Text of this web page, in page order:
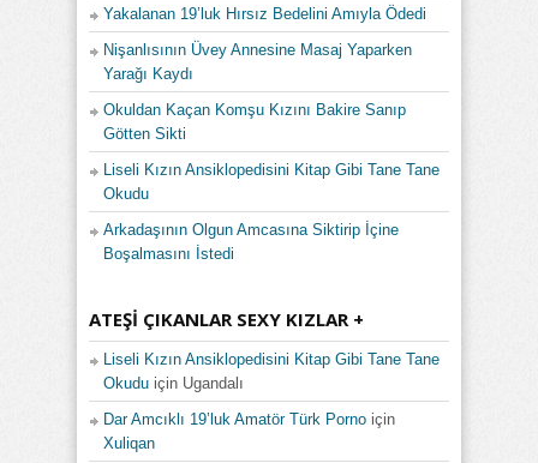
Yakalanan 19’luk Hırsız Bedelini Amıyla Ödedi
Nişanlısının Üvey Annesine Masaj Yaparken
Yarağı Kaydı
Okuldan Kaçan Komşu Kızını Bakire Sanıp
Götten Sikti
Liseli Kızın Ansiklopedisini Kitap Gibi Tane Tane
Okudu
Arkadaşının Olgun Amcasına Siktirip İçine
Boşalmasını İstedi
ATEŞI ÇIKANLAR SEXY KIZLAR +
Liseli Kızın Ansiklopedisini Kitap Gibi Tane Tane
Okudu için Ugandalı
Dar Amcıklı 19’luk Amatör Türk Porno için
Xuliqan